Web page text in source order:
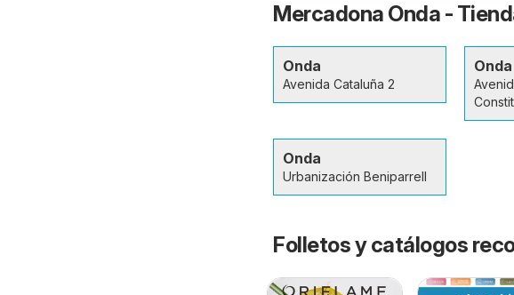
Mercadona Onda -
Onda
Avenida Cataluña 2
Onda
Onda
Urbanización Beniparrell
Folletos y catálogos